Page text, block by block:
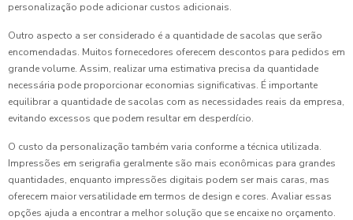
personalização pode adicionar custos adicionais.
Outro aspecto a ser considerado é a quantidade de sacolas que serão
encomendadas. Muitos fornecedores oferecem descontos para pedidos em
grande volume. Assim, realizar uma estimativa precisa da quantidade
necessária pode proporcionar economias significativas. É importante
equilibrar a quantidade de sacolas com as necessidades reais da empresa,
evitando excessos que podem resultar em desperdício.
O custo da personalização também varia conforme a técnica utilizada.
Impressões em serigrafia geralmente são mais econômicas para grandes
quantidades, enquanto impressões digitais podem ser mais caras, mas
oferecem maior versatilidade em termos de design e cores. Avaliar essas
opções ajuda a encontrar a melhor solução que se encaixe no orçamento.